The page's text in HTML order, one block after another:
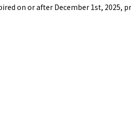
on or after December 1st, 2025,